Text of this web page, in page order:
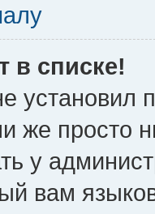
в списке!
установил
же просто
у
вам